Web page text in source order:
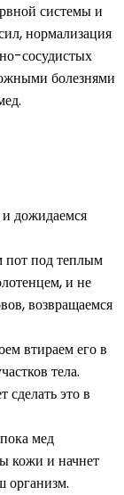
системы и
нормализация
сосудистых
болезнями
дожидаемся
пот под теплым
и не
возвращаемся
втираем его в
тела.
это в
мед
кожи и начнет
организм.